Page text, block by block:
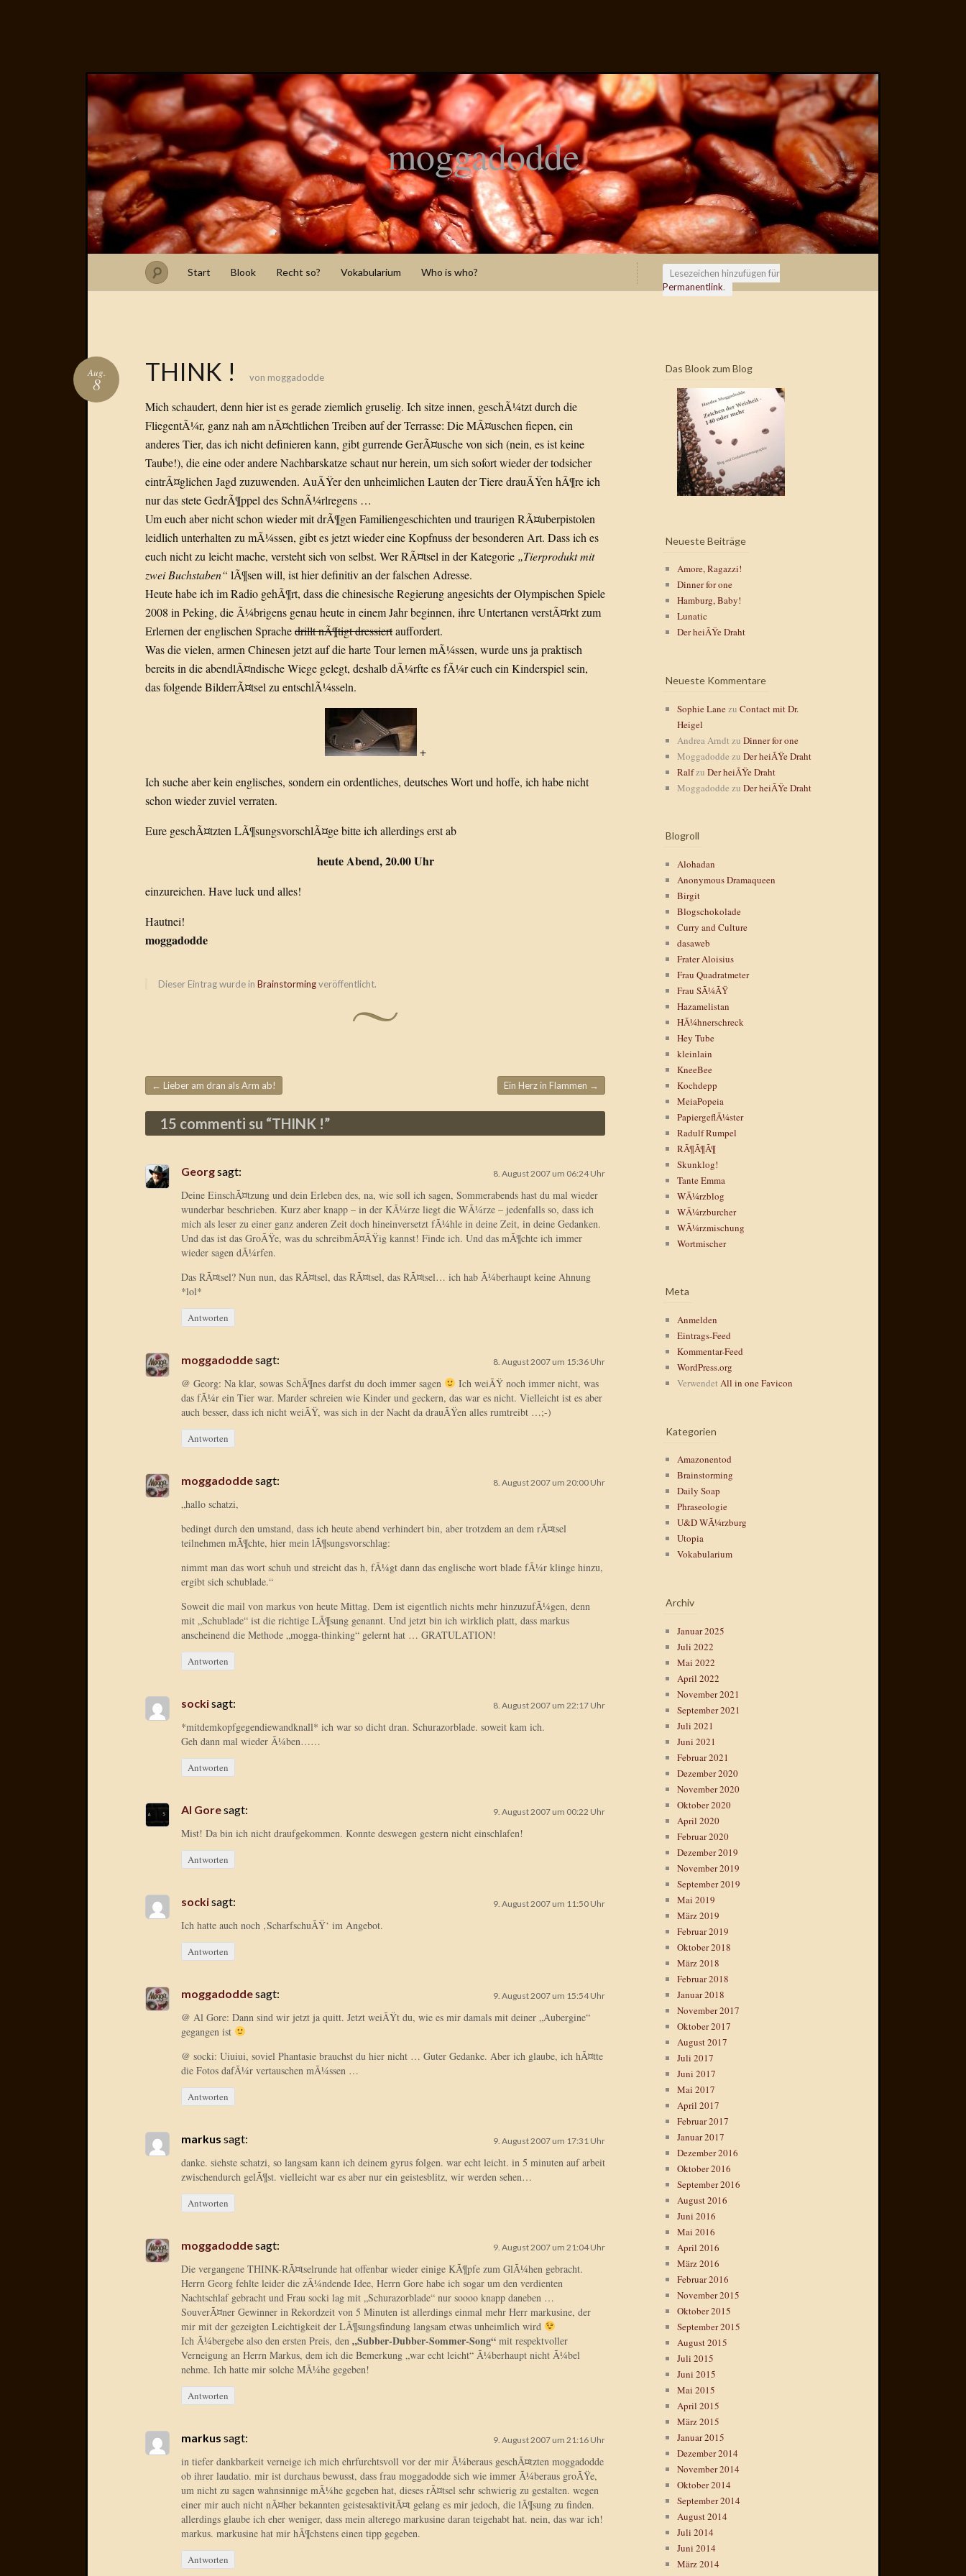
moggadodde
Start Blook Recht so? Vokabularium Who is who?
Lesezeichen hinzufügen für
Permanentlink.
THINK !
Aug.
8 von moggadodde
Mich schaudert, denn hier ist es gerade ziemlich gruselig. Ich sitze innen, geschÃ¼tzt durch die
FliegentÃ¼r, ganz nah am nÃ¤chtlichen Treiben auf der Terrasse: Die MÃ¤uschen fiepen, ein
anderes Tier, das ich nicht definieren kann, gibt gurrende GerÃ¤usche von sich (nein, es ist keine
Taube!), die eine oder andere Nachbarskatze schaut nur herein, um sich sofort wieder der todsicher
eintrÃ¤glichen Jagd zuzuwenden. AuÃŸer den unheimlichen Lauten der Tiere drauÃŸen hÃ¶re ich
nur das stete GedrÃ¶ppel des SchnÃ¼rlregens …
Um euch aber nicht schon wieder mit drÃ¶gen Familiengeschichten und traurigen RÃ¤uberpistolen
leidlich unterhalten zu mÃ¼ssen, gibt es jetzt wieder eine Kopfnuss der besonderen Art. Dass ich es
euch nicht zu leicht mache, versteht sich von selbst. Wer RÃ¤tsel in der Kategorie „Tierprodukt mit
zwei Buchstaben“ lÃ¶sen will, ist hier definitiv an der falschen Adresse.
Heute habe ich im Radio gehÃ¶rt, dass die chinesische Regierung angesichts der Olympischen Spiele
2008 in Peking, die Ã¼brigens genau heute in einem Jahr beginnen, ihre Untertanen verstÃ¤rkt zum
Erlernen der englischen Sprachedrillt nÃ¶tigt dressiertauffordert.
Was die vielen, armen Chinesen jetzt auf die harte Tour lernen mÃ¼ssen, wurde uns ja praktisch
bereits in die abendlÃ¤ndische Wiege gelegt, deshalb dÃ¼rfte es fÃ¼r euch ein Kinderspiel sein,
das folgende BilderrÃ¤tsel zu entschlÃ¼sseln.
+
Ich suche aber kein englisches, sondern ein ordentliches, deutsches Wort und hoffe, ich habe nicht
schon wieder zuviel verraten.
Eure geschÃ¤tzten LÃ¶sungsvorschlÃ¤ge bitte ich allerdings erst ab
heute Abend, 20.00 Uhr
einzureichen. Have luck und alles!
Hautnei!
moggadodde
Dieser Eintrag wurde in Brainstormingveröffentlicht.
Beitragsnavigation
← Lieber am dran als Arm ab! Ein Herz in Flammen →
15 commenti su “THINK !”
Georgsagt: 8. August 2007 um 06:24 Uhr
Deine EinschÃ¤tzung und dein Erleben des, na, wie soll ich sagen, Sommerabends hast du mal wieder
wunderbar beschrieben. Kurz aber knapp – in der KÃ¼rze liegt die WÃ¼rze – jedenfalls so, dass ich
mich als leser zu einer ganz anderen Zeit doch hineinversetzt fÃ¼hle in deine Zeit, in deine Gedanken.
Und das ist das GroÃŸe, was du schreibmÃ¤ÃŸig kannst! Finde ich. Und das mÃ¶chte ich immer
wieder sagen dÃ¼rfen.
Das RÃ¤tsel? Nun nun, das RÃ¤tsel, das RÃ¤tsel, das RÃ¤tsel… ich hab Ã¼berhaupt keine Ahnung
*lol*
Antworten
moggadoddesagt: 8. August 2007 um 15:36 Uhr
@ Georg: Na klar, sowas SchÃ¶nes darfst du doch immer sagen
Ich weiÃŸ noch immer nicht, was
das fÃ¼r ein Tier war. Marder schreien wie Kinder und geckern, das war es nicht. Vielleicht ist es aber
auch besser, dass ich nicht weiÃŸ, was sich in der Nacht da drauÃŸen alles rumtreibt …;-)
Antworten
moggadoddesagt: 8. August 2007 um 20:00 Uhr
„hallo schatzi,
bedingt durch den umstand, dass ich heute abend verhindert bin, aber trotzdem an dem rÃ¤tsel
teilnehmen mÃ¶chte, hier mein lÃ¶sungsvorschlag:
nimmt man das wort schuh und streicht das h, fÃ¼gt dann das englische wort blade fÃ¼r klinge hinzu,
ergibt sich schublade.“
Soweit die mail von markus von heute Mittag. Dem ist eigentlich nichts mehr hinzuzufÃ¼gen, denn
mit „Schublade“ ist die richtige LÃ¶sung genannt. Und jetzt bin ich wirklich platt, dass markus
anscheinend die Methode „mogga-thinking“ gelernt hat … GRATULATION!
Antworten
sockisagt: 8. August 2007 um 22:17 Uhr
*mitdemkopfgegendiewandknall* ich war so dicht dran. Schurazorblade. soweit kam ich.
Geh dann mal wieder Ã¼ben……
Antworten
Al Goresagt: 9. August 2007 um 00:22 Uhr
Mist! Da bin ich nicht draufgekommen. Konnte deswegen gestern nicht einschlafen!
Antworten
sockisagt: 9. August 2007 um 11:50 Uhr
Ich hatte auch noch ‚ScharfschuÃŸ‘ im Angebot.
Antworten
moggadoddesagt: 9. August 2007 um 15:54 Uhr
@ Al Gore: Dann sind wir jetzt ja quitt. Jetzt weiÃŸt du, wie es mir damals mit deiner „Aubergine“
gegangen ist
@ socki: Uiuiui, soviel Phantasie brauchst du hier nicht … Guter Gedanke. Aber ich glaube, ich hÃ¤tte
die Fotos dafÃ¼r vertauschen mÃ¼ssen …
Antworten
markus sagt: 9. August 2007 um 17:31 Uhr
danke. siehste schatzi, so langsam kann ich deinem gyrus folgen. war echt leicht. in 5 minuten auf arbeit
zwischendurch gelÃ¶st. vielleicht war es aber nur ein geistesblitz, wir werden sehen…
Antworten
moggadoddesagt: 9. August 2007 um 21:04 Uhr
Die vergangene THINK-RÃ¤tselrunde hat offenbar wieder einige KÃ¶pfe zum GlÃ¼hen gebracht.
Herrn Georg fehlte leider die zÃ¼ndende Idee, Herrn Gore habe ich sogar um den verdienten
Nachtschlaf gebracht und Frau socki lag mit „Schurazorblade“ nur soooo knapp daneben …
SouverÃ¤ner Gewinner in Rekordzeit von 5 Minuten ist allerdings einmal mehr Herr markusine, der
mir mit der gezeigten Leichtigkeit der LÃ¶sungsfindung langsam etwas unheimlich wird
Ich Ã¼bergebe also den ersten Preis, den „Subber-Dubber-Sommer-Song“ mit respektvoller
Verneigung an Herrn Markus, dem ich die Bemerkung „war echt leicht“ Ã¼berhaupt nicht Ã¼bel
nehme. Ich hatte mir solche MÃ¼he gegeben!
Antworten
markus sagt: 9. August 2007 um 21:16 Uhr
in tiefer dankbarkeit verneige ich mich ehrfurchtsvoll vor der mir Ã¼beraus geschÃ¤tzten moggadodde
ob ihrer laudatio. mir ist durchaus bewusst, dass frau moggadodde sich wie immer Ã¼beraus groÃŸe,
um nicht zu sagen wahnsinnige mÃ¼he gegeben hat, dieses rÃ¤tsel sehr schwierig zu gestalten. wegen
einer mir auch nicht nÃ¤her bekannten geistesaktivitÃ¤t gelang es mir jedoch, die lÃ¶sung zu finden.
allerdings glaube ich eher weniger, dass mein alterego markusine daran teigehabt hat. nein, das war ich!
markus. markusine hat mir hÃ¶chstens einen tipp gegeben.
Antworten
Das Blook zum Blog
Neueste Beiträge
Amore, Ragazzi!
Dinner for one
Hamburg, Baby!
Lunatic
Der heiÃŸe Draht
Neueste Kommentare
Sophie Lanezu Contact mit Dr.
Heigel
Andrea Arndt zu Dinner for one
Moggadodde zu Der heiÃŸe Draht
Ralfzu Der heiÃŸe Draht
Moggadodde zu Der heiÃŸe Draht
Blogroll
Alohadan
Anonymous Dramaqueen
Birgit
Blogschokolade
Curry and Culture
dasaweb
Frater Aloisius
Frau Quadratmeter
Frau SÃ¼ÃŸ
Hazamelistan
HÃ¼hnerschreck
Hey Tube
kleinlain
KneeBee
Kochdepp
MeiaPopeia
PapiergeflÃ¼ster
Radulf Rumpel
RÃ¶Ã¶Ã¶
Skunklog!
Tante Emma
WÃ¼rzblog
WÃ¼rzburcher
WÃ¼rzmischung
Wortmischer
Meta
Anmelden
Eintrags-Feed
Kommentar-Feed
WordPress.org
Verwendet All in one Favicon
Kategorien
Amazonentod
Brainstorming
Daily Soap
Phraseologie
U&D WÃ¼rzburg
Utopia
Vokabularium
Archiv
Januar 2025
Juli 2022
Mai 2022
April 2022
November 2021
September 2021
Juli 2021
Juni 2021
Februar 2021
Dezember 2020
November 2020
Oktober 2020
April 2020
Februar 2020
Dezember 2019
November 2019
September 2019
Mai 2019
März 2019
Februar 2019
Oktober 2018
März 2018
Februar 2018
Januar 2018
November 2017
Oktober 2017
August 2017
Juli 2017
Juni 2017
Mai 2017
April 2017
Februar 2017
Januar 2017
Dezember 2016
Oktober 2016
September 2016
August 2016
Juni 2016
Mai 2016
April 2016
März 2016
Februar 2016
November 2015
Oktober 2015
September 2015
August 2015
Juli 2015
Juni 2015
Mai 2015
April 2015
März 2015
Januar 2015
Dezember 2014
November 2014
Oktober 2014
September 2014
August 2014
Juli 2014
Juni 2014
März 2014